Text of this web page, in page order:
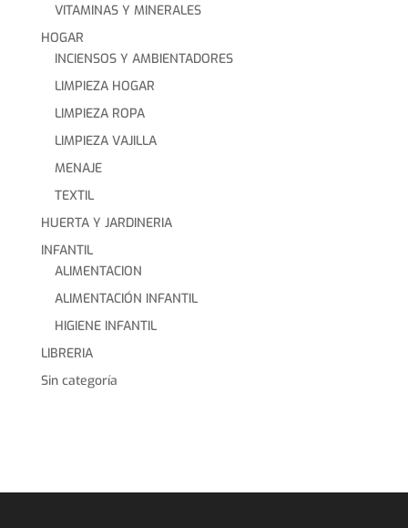
VITAMINAS Y MINERALES
HOGAR
INCIENSOS Y AMBIENTADORES
LIMPIEZA HOGAR
LIMPIEZA ROPA
LIMPIEZA VAJILLA
MENAJE
TEXTIL
HUERTA Y JARDINERIA
INFANTIL
ALIMENTACION
ALIMENTACIÓN INFANTIL
HIGIENE INFANTIL
LIBRERIA
Sin categoría